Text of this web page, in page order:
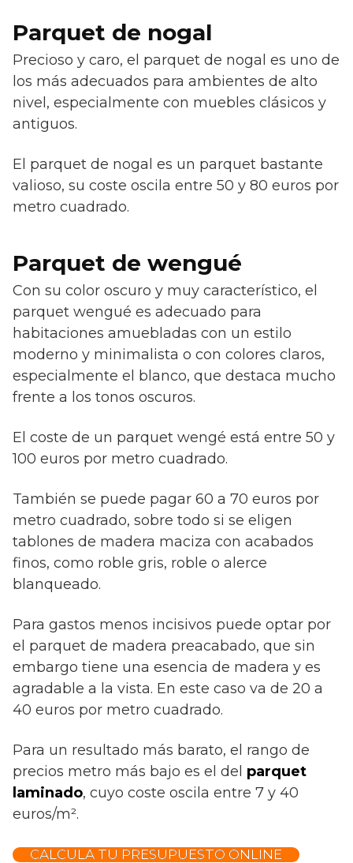
Parquet de nogal
Precioso y caro, el parquet de nogal es uno de
los más adecuados para ambientes de alto
nivel, especialmente con muebles clásicos y
antiguos.
El parquet de nogal es un parquet bastante
valioso, su coste oscila entre 50 y 80 euros por
metro cuadrado.
Parquet de wengué
Con su color oscuro y muy característico, el
parquet wengué es adecuado para
habitaciones amuebladas con un estilo
moderno y minimalista o con colores claros,
especialmente el blanco, que destaca mucho
frente a los tonos oscuros.
El coste de un parquet wengé está entre 50 y
100 euros por metro cuadrado.
También se puede pagar 60 a 70 euros por
metro cuadrado, sobre todo si se eligen
tablones de madera maciza con acabados
finos, como roble gris, roble o alerce
blanqueado.
Para gastos menos incisivos puede optar por
el parquet de madera preacabado, que sin
embargo tiene una esencia de madera y es
agradable a la vista. En este caso va de 20 a
40 euros por metro cuadrado.
Para un resultado más barato, el rango de
precios metro más bajo es el del parquet
laminado, cuyo coste oscila entre 7 y 40
euros/m².
CALCULA TU PRESUPUESTO ONLINE